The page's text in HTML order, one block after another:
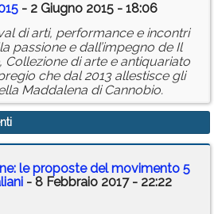
- 2 Giugno 2015 - 18:06
di arti, performance e incontri
passione e dall’impegno de Il
Collezione di arte e antiquariato
che dal 2013 allestisce gli
Maddalena di Cannobio.
le proposte del movimento 5
- 8 Febbraio 2017 - 22:22